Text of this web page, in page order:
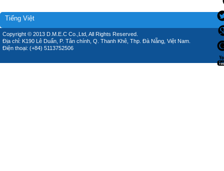
Tiếng Việt
Copyright © 2013 D.M.E.C Co.,Ltd, All Rights Reserved.
Địa chỉ: K190 Lê Duẩn, P. Tân chính, Q. Thanh Khê, Thp. Đà Nẵng, Việt Nam.
Điện thoại: (+84) 5113752506